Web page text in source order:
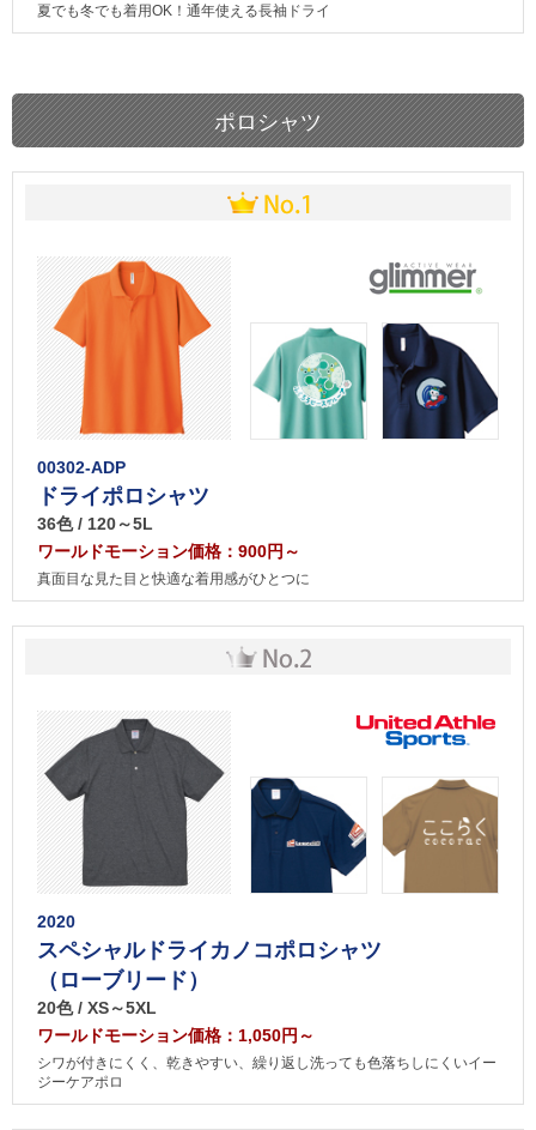
夏でも冬でも着用OK！通年使える長袖ドライ
ポロシャツ
00302-ADP
ドライポロシャツ
36色 / 120～5L
ワールドモーション価格：900円～
真面目な見た目と快適な着用感がひとつに
2020
スペシャルドライカノコポロシャツ
（ローブリード）
20色 / XS～5XL
ワールドモーション価格：1,050円～
シワが付きにくく、乾きやすい、繰り返し洗っても色落ちしにくいイー
ジーケアポロ